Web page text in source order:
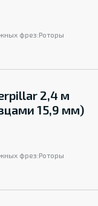
фрез:Роторы
2,4 м
15,9 мм)
фрез:Роторы